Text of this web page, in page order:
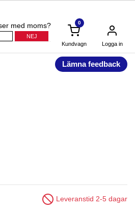
med moms?
NEJ
0
Kundvagn Logga in
Lämna feedback
Leveranstid 2-5 dagar